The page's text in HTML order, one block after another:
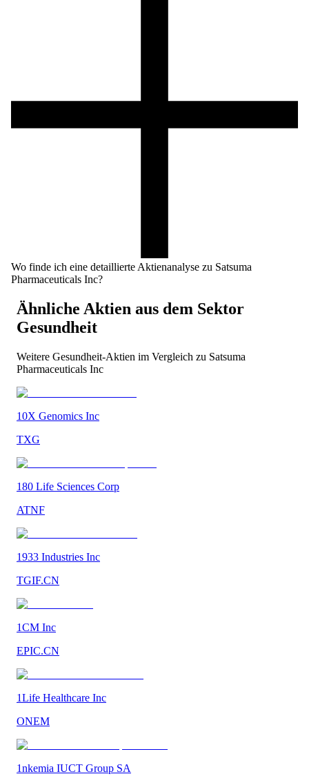
Wo finde ich eine detaillierte Aktienanalyse zu Satsuma
Pharmaceuticals Inc?
Ähnliche Aktien aus dem Sektor
Gesundheit
Weitere Gesundheit-Aktien im Vergleich zu Satsuma
Pharmaceuticals Inc
10X Genomics Inc
TXG
180 Life Sciences Corp
ATNF
1933 Industries Inc
TGIF.CN
1CM Inc
EPIC.CN
1Life Healthcare Inc
ONEM
1nkemia IUCT Group SA